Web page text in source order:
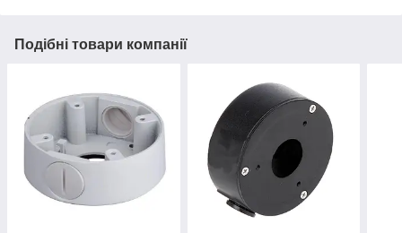
Подібні товари компанії